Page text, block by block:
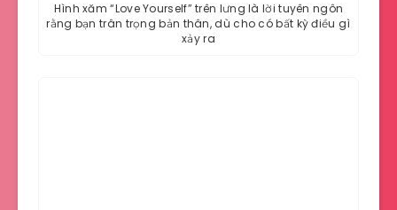
Hình xăm “Love Yourself” trên lưng là lời tuyên ngôn
rằng bạn trân trọng bản thân, dù cho có bất kỳ điều gì
xảy ra